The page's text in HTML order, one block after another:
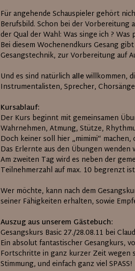
Für angehende Schauspieler gehört
Berufsbild. Schon bei der Vorbereitung
der Qual der Wahl: Was singe ich ?
Bei diesem Wochenendkurs Gesang
Gesangstechnik, zur Vorbereitung auf
Und es sind natürlich allewillkommen,
Instrumentalisten, Sprecher,
Kursablauf:
Der Kurs beginnt mit gemeinsamen
Wahrnehmen, Atmung, Stütze,
Doch keiner soll hier „mimimi“
Das Erlernte aus den Übungen
Am zweiten Tag wird es neben der
Teilnehmerzahl auf max. 10 begrenzt
Wer möchte, kann nach dem
seiner Fähigkeiten erhalten, sowie
Auszug aus unserem Gästebuch:
Gesangskurs Basic 27./28.08.11 bei
Ein absolut fantastischer Gesangkurs,
Fortschritte in ganz kurzer Zeit wegen
Stimmung, und einfach ganz viel SPASS!